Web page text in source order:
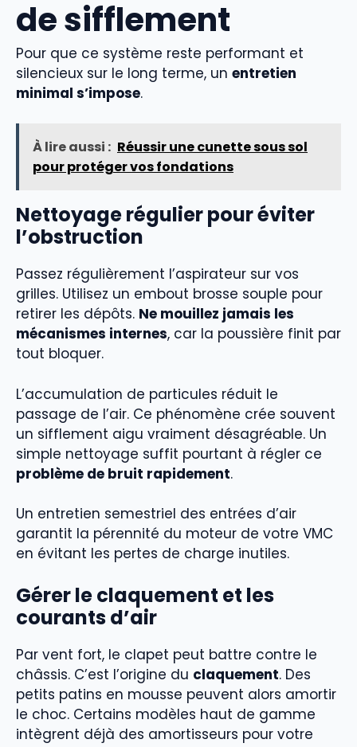
de sifflement
Pour que ce système reste performant et
silencieux sur le long terme, un entretien
minimal s’impose.
À lire aussi : Réussir une cunette sous sol
pour protéger vos fondations
Nettoyage régulier pour éviter
l’obstruction
Passez régulièrement l’aspirateur sur vos
grilles. Utilisez un embout brosse souple pour
retirer les dépôts. Ne mouillez jamais les
mécanismes internes, car la poussière finit par
tout bloquer.
L’accumulation de particules réduit le
passage de l’air. Ce phénomène crée souvent
un sifflement aigu vraiment désagréable. Un
simple nettoyage suffit pourtant à régler ce
problème de bruit rapidement.
Un entretien semestriel des entrées d’air
garantit la pérennité du moteur de votre VMC
en évitant les pertes de charge inutiles.
Gérer le claquement et les
courants d’air
Par vent fort, le clapet peut battre contre le
châssis. C’est l’origine du claquement. Des
petits patins en mousse peuvent alors amortir
le choc. Certains modèles haut de gamme
intègrent déjà des amortisseurs pour votre